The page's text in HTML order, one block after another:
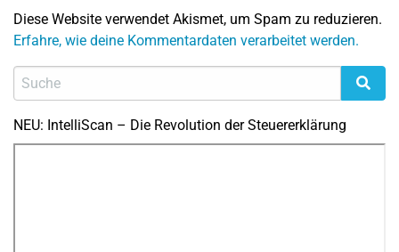
Diese Website verwendet Akismet, um Spam zu reduzieren.
Erfahre, wie deine Kommentardaten verarbeitet werden.
NEU: IntelliScan – Die Revolution der Steuererklärung